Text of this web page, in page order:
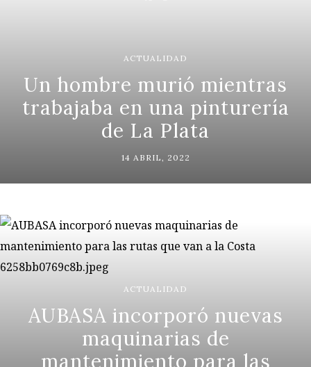
ACTUALIDAD
Un hombre murió mientras
trabajaba en una pinturería
de La Plata
14 ABRIL, 2022
ACTUALIDAD
AUBASA incorporó nuevas
maquinarias de
mantenimiento para las